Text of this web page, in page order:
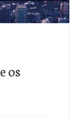
os